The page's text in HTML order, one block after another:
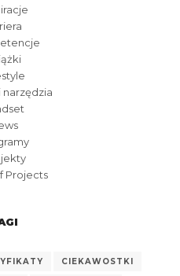
Projects
CIEKAWOSTKI